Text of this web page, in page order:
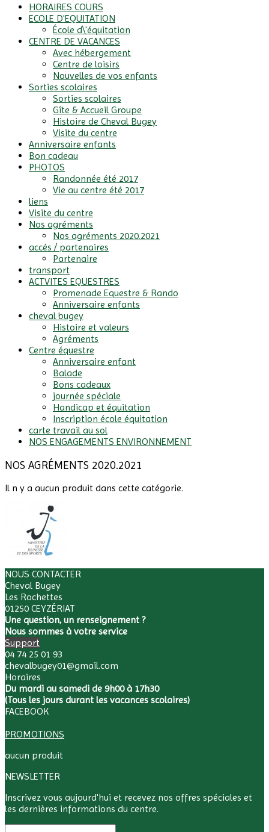
HORAIRES COURS
ECOLE D'EQUITATION
École d\'équitation
CENTRE DE VACANCES
Avec hébergement
Centre de loisirs
Nouvelles de vos enfants
Sorties scolaires
Sorties scolaires
Gîte & Accueil Groupe
Histoire de Cheval Bugey
Visite du centre
Anniversaire enfants
Bon cadeau
PHOTOS
Randonnée été 2017
Vie au centre été 2017
liens
Visite du centre
Nos agréments
Nos agréments 2020.2021
accés / partenaires
Partenaire
transport
ACTVITES EQUESTRES
Promenade Equestre & Rando
Anniversaire enfants
cheval bugey
Histoire et valeurs
Agréments
Centre équestre
Anniversaire enfant
Balade
Bons cadeaux
journée spéciale
Handicap et équitation
Inscription école équitation
carte travail au sol
NOS ENGAGEMENTS ENVIRONNEMENT
NOS AGRÉMENTS 2020.2021
Il n y a aucun produit dans cette catégorie.
NOUS CONTACTER
Cheval Bugey
Les Rochettes
01250 CEYZÉRIAT
Une question, un renseignement ?
Nous sommes à votre service
Support
04 74 25 01 93
chevalbugey01@gmail.com
Horaires
Du mardi au samedi de 9h00 à 17h30
(Tous les jours durant les vacances scolaires)
FACEBOOK
PROMOTIONS
aucun produit
NEWSLETTER
Inscrivez vous aujourd'hui et recevez nos offres spéciales et
les dernières informations du centre.